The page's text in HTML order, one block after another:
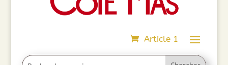
Article 1